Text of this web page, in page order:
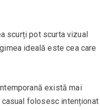
scurți pot scurta vizual
ideală este cea care
există mai
folosesc intenționat